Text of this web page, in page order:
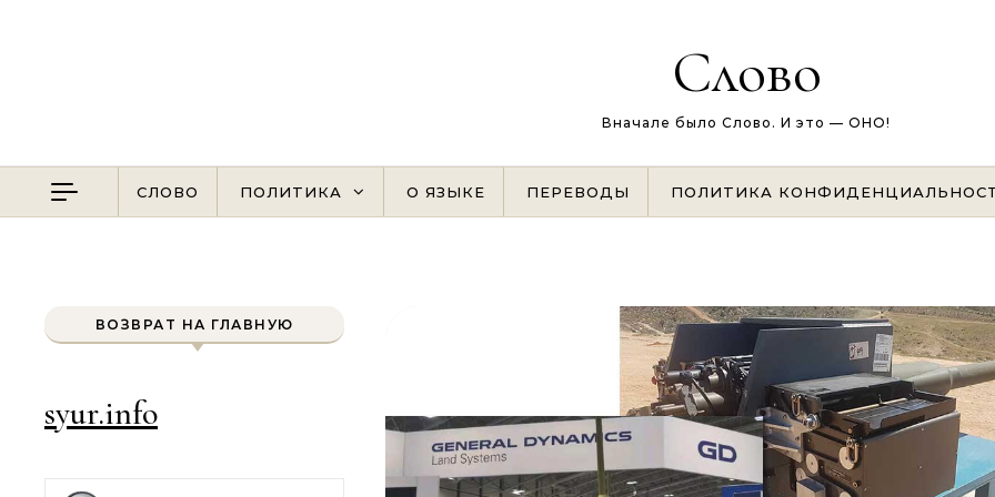
Слово
Вначале было Слово. И это — ОНО!
СЛОВО ПОЛИТИКА О ЯЗЫКЕ ПЕРЕВОДЫ ПОЛИТИКА
ВОЗВРАТ НА ГЛАВНУЮ
syur.info